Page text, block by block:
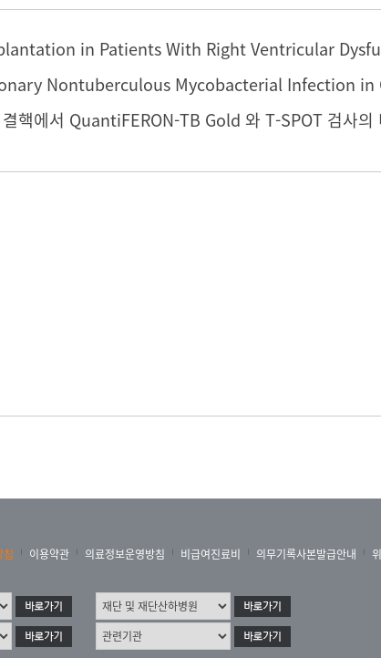
핵에서 QuantiFERON-TB Gold 와 T-SPOT 검사의
침 이용약관 의료정보운영방침 비급여진료비 의무기록사본발급안내